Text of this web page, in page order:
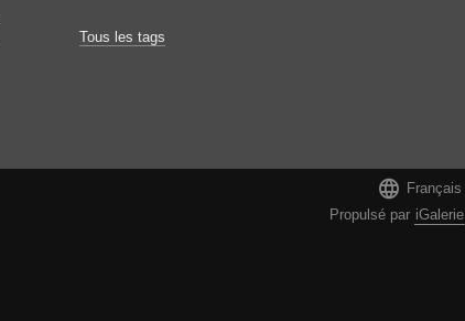
Tous les tags
 Français
Propulsé par iGalerie